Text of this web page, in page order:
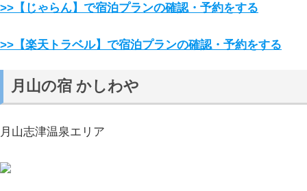
>>【じゃらん】で宿泊プランの確認・予約をする
>>【楽天トラベル】で宿泊プランの確認・予約をする
月山の宿 かしわや
月山志津温泉エリア